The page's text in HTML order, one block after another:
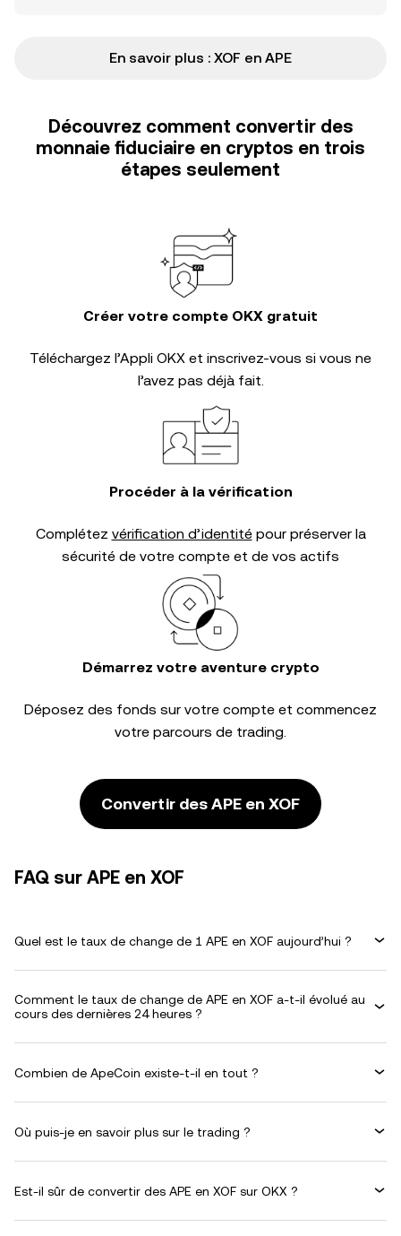
En savoir plus : XOF en APE
Découvrez comment convertir des
monnaie fiduciaire en cryptos en trois
étapes seulement
Créer votre compte OKX gratuit
Téléchargez l’Appli OKX et inscrivez-vous si vous ne
l’avez pas déjà fait.
Procéder à la vérification
Complétez vérification d’identitépour préserver la
sécurité de votre compte et de vos actifs
Démarrez votre aventure crypto
Déposez des fonds sur votre compte et commencez
votre parcours de trading.
Convertir des APE en XOF
FAQ sur APE en XOF
Quel est le taux de change de 1 APE en XOF aujourd’hui ?
Comment le taux de change de APE en XOF a-t-il évolué au
cours des dernières 24 heures ?
Combien de ApeCoin existe-t-il en tout ?
Où puis-je en savoir plus sur le trading ?
Est-il sûr de convertir des APE en XOF sur OKX ?